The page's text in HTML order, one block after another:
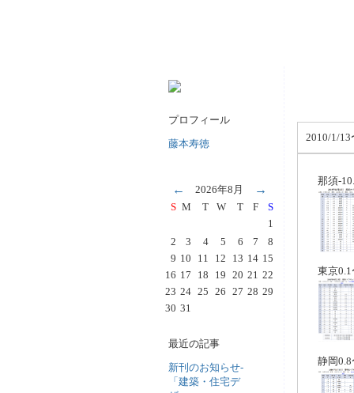
プロフィール
藤本寿徳
← 2026年8月 →
S M T W T F
S
1
2
3 4 5 6 7
8
9 10 11 12 13 14 15
16 17 18 19 20 21 22
23 24 25 26 27 28 29
30 31
最近の記事
新刊のお知らせ-
「建築・住宅デ
2010/1/13
那須-
東京0.1
静岡0.8